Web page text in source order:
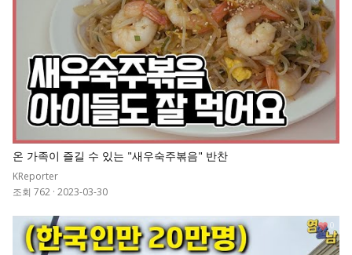
온 가족이 즐길 수 있는 "새우숙주볶음" 반찬
KReporter
조회 762 · 2023-03-30
0